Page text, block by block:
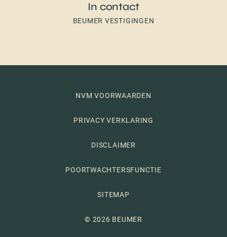
In contact
BEUMER VESTIGINGEN
NVM VOORWAARDEN
PRIVACY VERKLARING
DISCLAIMER
POORTWACHTERSFUNCTIE
SITEMAP
© 2026 BEUMER